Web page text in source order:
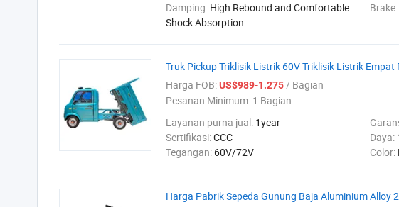
Damping: High Rebound and Comfortable
Shock Absorption
Brake:
Truk Pickup Triklisik Listrik 60V Triklisik Listrik Empat
Harga FOB:US$989-1.275/ Bagian
Pesanan Minimum: 1 Bagian
Layanan purna jual: 1year
Sertifikasi:CCC Daya:
Tegangan: 60V/72V Color:
Harga Pabrik Sepeda Gunung Baja Aluminium Alloy